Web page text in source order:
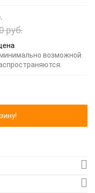
руб.
возможной.